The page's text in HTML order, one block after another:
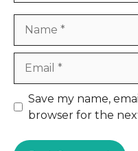
Website
Save my name,
browser for the